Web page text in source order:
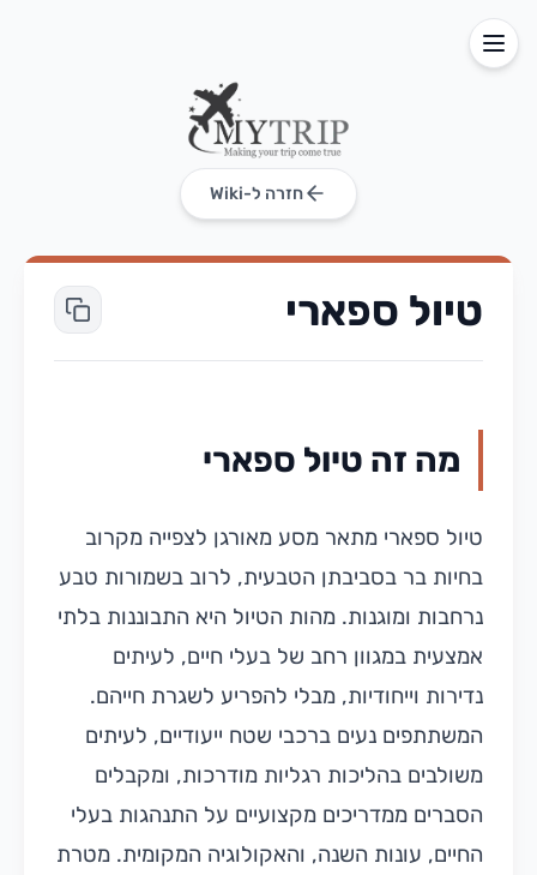
חזרה ל-Wiki
טיול ספארי
מה זה טיול ספארי
טיול ספארי מתאר מסע מאורגן לצפייה מקרוב
בחיות בר בסביבתן הטבעית, לרוב בשמורות טבע
נרחבות ומוגנות. מהות הטיול היא התבוננות בלתי
אמצעית במגוון רחב של בעלי חיים, לעיתים
נדירות וייחודיות, מבלי להפריע לשגרת חייהם.
המשתתפים נעים ברכבי שטח ייעודיים, לעיתים
משולבים בהליכות רגליות מודרכות, ומקבלים
הסברים ממדריכים מקצועיים על התנהגות בעלי
החיים, עונות השנה, והאקולוגיה המקומית. מטרת